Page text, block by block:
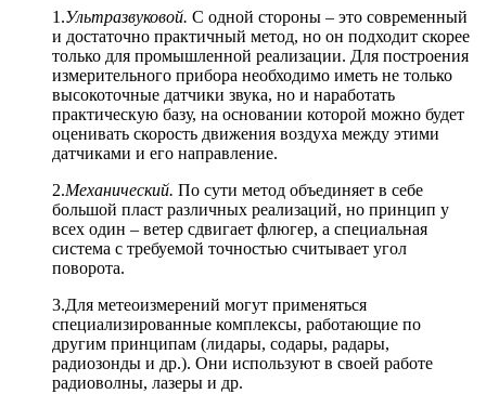
1.Ультразвуковой. С одной стороны – это современный
и достаточно практичный метод, но он подходит скорее
только для промышленной реализации. Для построения
измерительного прибора необходимо иметь не только
высокоточные датчики звука, но и наработать
практическую базу, на основании которой можно будет
оценивать скорость движения воздуха между этими
датчиками и его направление.
2.Механический. По сути метод объединяет в себе
большой пласт различных реализаций, но принцип у
всех один – ветер сдвигает флюгер, а специальная
система с требуемой точностью считывает угол
поворота.
3.Для метеоизмерений могут применяться
специализированные комплексы, работающие по
другим принципам (лидары, содары, радары,
радиозонды и др.). Они используют в своей работе
радиоволны, лазеры и др.